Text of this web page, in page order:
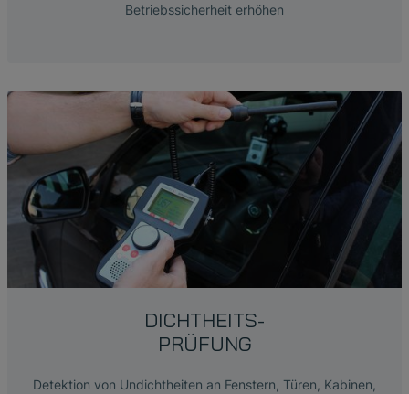
Betriebssicherheit erhöhen
DICHTHEITS-
PRÜFUNG
Detektion von Undichtheiten an Fenstern, Türen, Kabinen,